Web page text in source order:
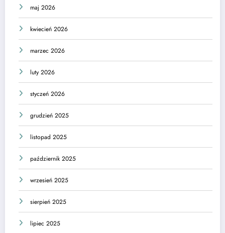
maj 2026
kwiecień 2026
marzec 2026
luty 2026
styczeń 2026
grudzień 2025
listopad 2025
październik 2025
wrzesień 2025
sierpień 2025
lipiec 2025